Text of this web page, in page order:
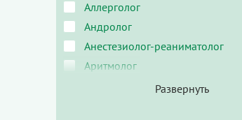
Аллерголог
Андролог
Анестезиолог-реаниматолог
Аритмолог